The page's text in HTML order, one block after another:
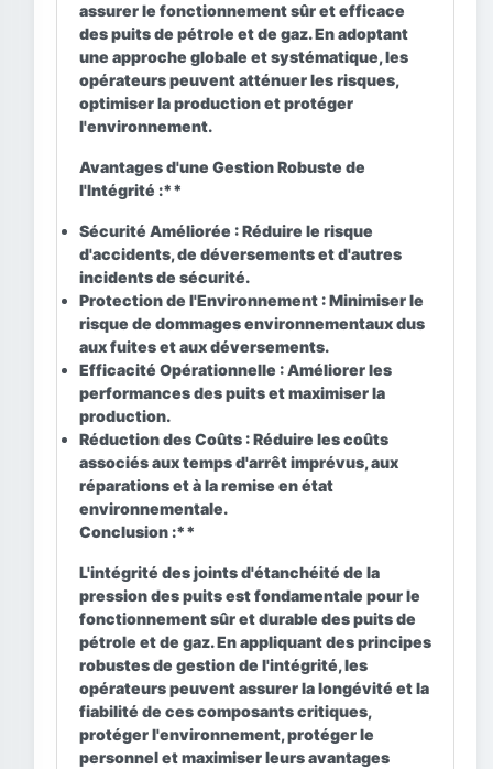
assurer le fonctionnement sûr et efficace
des puits de pétrole et de gaz. En adoptant
une approche globale et systématique, les
opérateurs peuvent atténuer les risques,
optimiser la production et protéger
l'environnement.
Avantages d'une Gestion Robuste de
l'Intégrité :**
Sécurité Améliorée :Réduire le risque
d'accidents, de déversements et d'autres
incidents de sécurité.
Protection de l'Environnement :Minimiser le
risque de dommages environnementaux dus
aux fuites et aux déversements.
Efficacité Opérationnelle :Améliorer les
performances des puits et maximiser la
production.
Réduction des Coûts :Réduire les coûts
associés aux temps d'arrêt imprévus, aux
réparations et à la remise en état
environnementale.
Conclusion :**
L'intégrité des joints d'étanchéité de la
pression des puits est fondamentale pour le
fonctionnement sûr et durable des puits de
pétrole et de gaz. En appliquant des principes
robustes de gestion de l'intégrité, les
opérateurs peuvent assurer la longévité et la
fiabilité de ces composants critiques,
protéger l'environnement, protéger le
personnel et maximiser leurs avantages